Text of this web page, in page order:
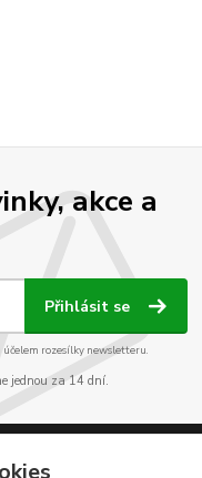
akce a
Přihlásit se
rozesílky newsletteru.
jednou za 14 dní.